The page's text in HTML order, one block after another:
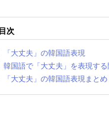
目次
「大丈夫」の韓国語表現
韓国語で「大丈夫」を表現す
「大丈夫」の韓国語表現まとめ